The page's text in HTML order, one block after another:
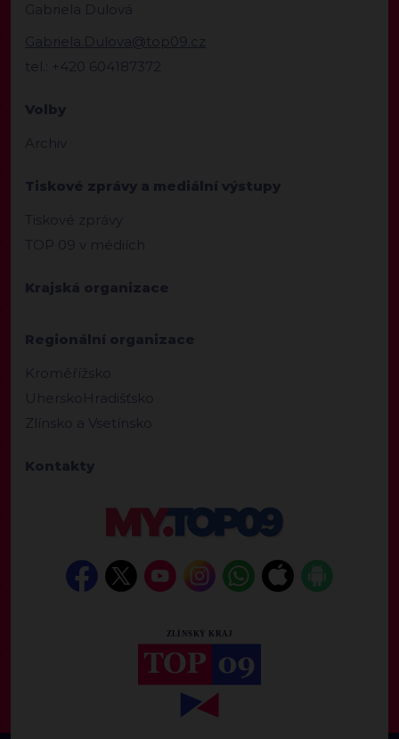
Gabriela Dulová
Gabriela.Dulova@top09.cz
tel.: +420 604187372
Volby
Archiv
Tiskové zprávy a mediální výstupy
Tiskové zprávy
TOP 09 v médiích
Krajská organizace
Regionální organizace
Kroměřížsko
UherskoHradišťsko
Zlínsko a Vsetínsko
Kontakty